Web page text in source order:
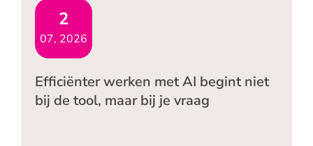
2
07, 2026
Efficiënter werken met AI begint niet
bij de tool, maar bij je vraag